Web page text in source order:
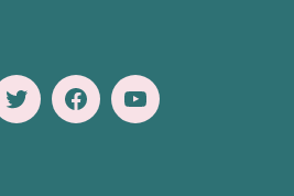
TwitterFacebookYoutube